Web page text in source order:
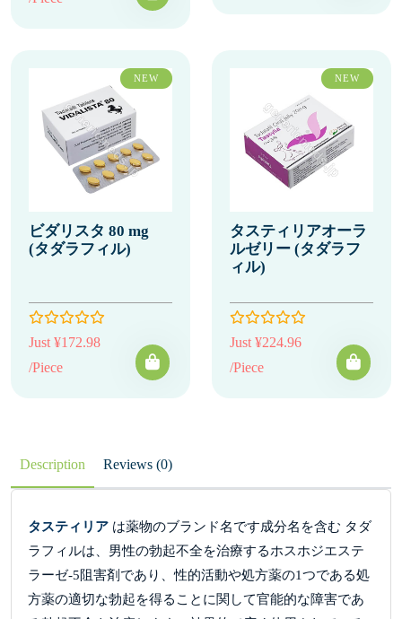
NEW
ビダリスタ 80 mg
(タダラフィル)
Just ¥172.98
/Piece
NEW
タスティリアオーラ
ルゼリー (タダラフ
ィル)
Just ¥224.96
/Piece
Description Reviews (0)
タスティリア は薬物のブランド名です成分名を含む タダ
ラフィルは、男性の勃起不全を治療するホスホジエステ
ラーゼ-5阻害剤であり、性的活動や処方薬の1つである処
方薬の適切な勃起を得ることに関して官能的な障害であ